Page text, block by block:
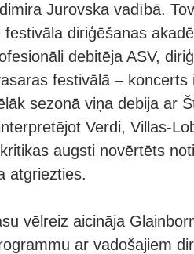
Jurovska vadībā.
diriģēšanas
debitēja ASV,
festivālā – koncerts
sezonā viņa debija ar
Verdi, Villas-
augsti novērtēts
atgriezties.
vēlreiz aicināja
ar vadošajiem